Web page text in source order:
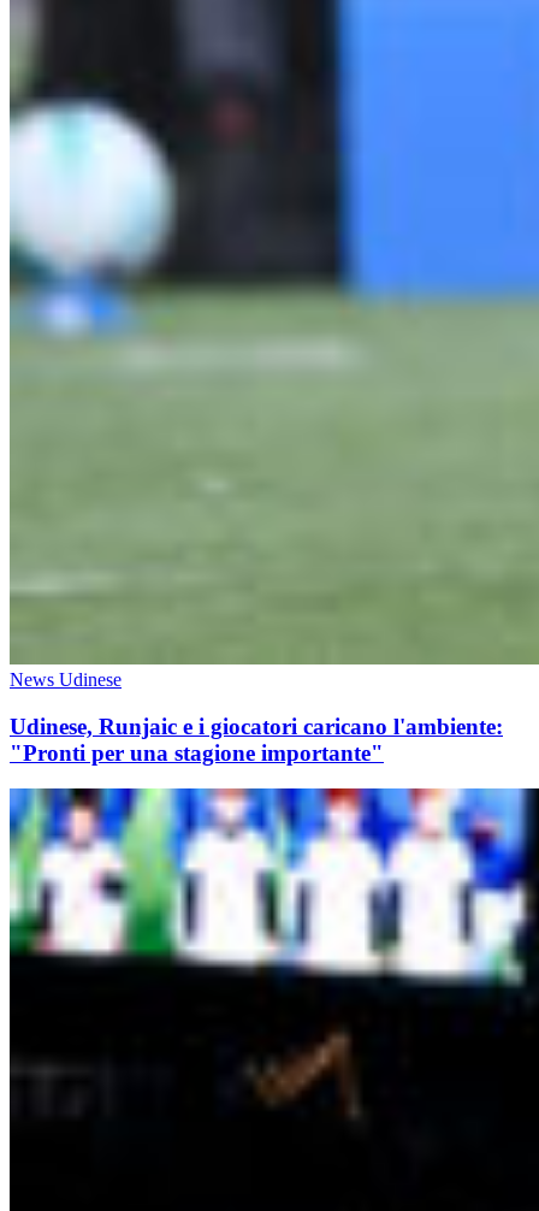
News Udinese
Udinese, Runjaic e i giocatori caricano l'ambiente:
"Pronti per una stagione importante"